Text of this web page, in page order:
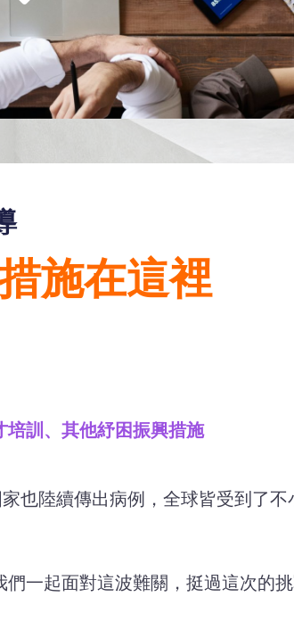
施在這裡
訓、其他紓困振興措施
也陸續傳出病例，全球皆受到了
一起面對這波難關，挺過這次的挑